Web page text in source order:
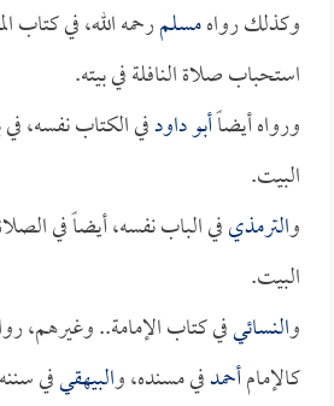
وكذلك رواهمسلمرحمه الله، في كتاب
استحباب صلاة النافلة في بيته.
ورواه أيضاًأبو داودفي الكتاب نفسه،
البيت.
والترمذيفي الباب نفسه، أيضاً في
البيت.
والنسائيفي كتاب الإمامة.. وغيرهم،
كالإمامأحمدفي مسنده، والبيهقيفي